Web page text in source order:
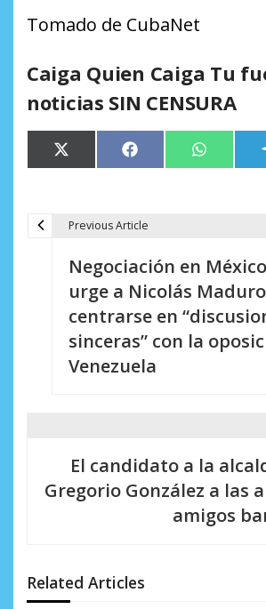
Tomado de CubaNet
Caiga Quien Caiga Tu
noticias SIN CENSURA
Compartir
en
X
(Twitter)
Compartir
en
Facebook Compartir
en
WhatsApp
e
Previous Article
Negociación en
urge a Nicolás
centrarse en
sinceras” con la
Venezuela
El candidato a la
Gregorio González a las
amigos
Related Articles